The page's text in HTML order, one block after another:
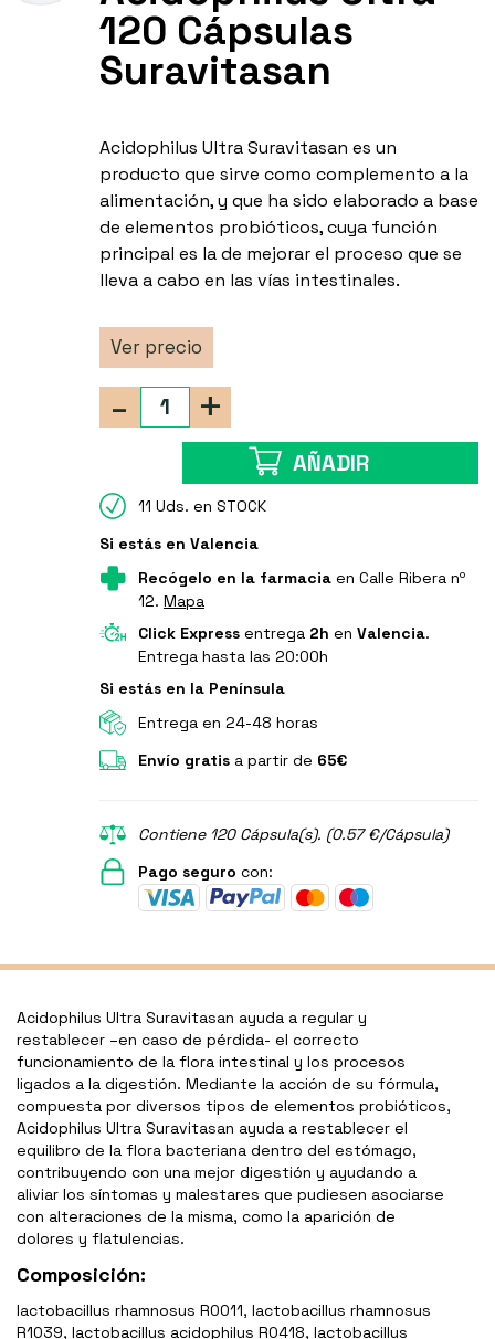
120 Cápsulas
Suravitasan
Acidophilus Ultra Suravitasan es un
producto que sirve como complemento a la
alimentación, y que ha sido elaborado a base
de elementos probióticos, cuya función
principal es la de mejorar el proceso que se
lleva a cabo en las vías intestinales.
Ver precio
+
-
AÑADIR
11 Uds. en STOCK
Si estás en Valencia
Recógelo en la farmaciaen Calle Ribera nº
12. Mapa
Click Expressentrega 2h en Valencia.
Entrega hasta las 20:00h
Si estás en la Península
Entrega en 24-48 horas
Envío gratisa partir de 65€
Contiene 120 Cápsula(s). (0.57 €/Cápsula)
Pago seguro con:
Acidophilus Ultra Suravitasan ayuda a regular y
restablecer –en caso de pérdida- el correcto
funcionamiento de la flora intestinal y los procesos
ligados a la digestión. Mediante la acción de su fórmula,
compuesta por diversos tipos de elementos probióticos,
Acidophilus Ultra Suravitasan ayuda a restablecer el
equilibro de la flora bacteriana dentro del estómago,
contribuyendo con una mejor digestión y ayudando a
aliviar los síntomas y malestares que pudiesen asociarse
con alteraciones de la misma, como la aparición de
dolores y flatulencias.
Composición:
lactobacillus rhamnosus R0011, lactobacillus rhamnosus
R1039, lactobacillus acidophilus R0418, lactobacillus